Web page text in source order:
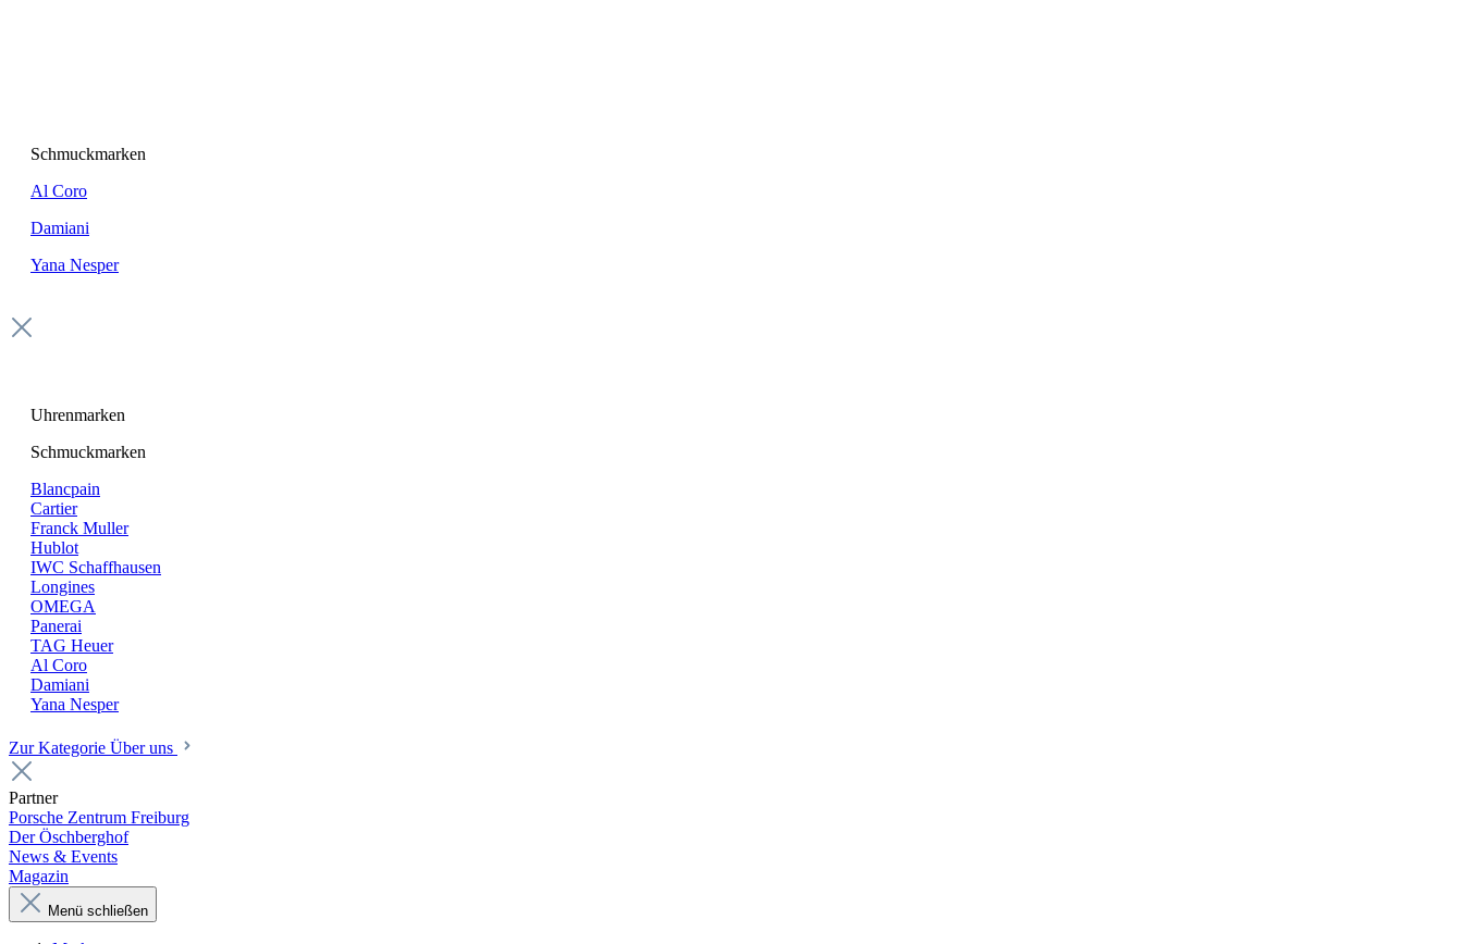
Schmuckmarken
Al Coro
Damiani
Yana Nesper
Uhrenmarken
Schmuckmarken
Blancpain
Cartier
Franck Muller
Hublot
IWC Schaffhausen
Longines
OMEGA
Panerai
TAG Heuer
Al Coro
Damiani
Yana Nesper
Zur Kategorie Über uns
Partner
Porsche Zentrum Freiburg
Der Öschberghof
News & Events
Magazin
Menü schließen